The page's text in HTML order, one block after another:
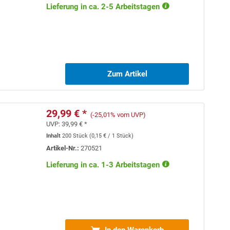
Lieferung in ca. 2-5 Arbeitstagen
Zum Artikel
29,99 € * (-25,01% vom UVP)
UVP:39,99 € *
Inhalt200 Stück(0,15 € / 1 Stück)
Artikel-Nr.:270521
Lieferung in ca. 1-3 Arbeitstagen